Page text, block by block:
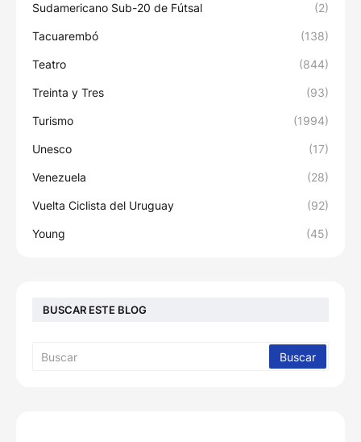
Sudamericano Sub-20 de Fútsal (2)
Tacuarembó (138)
Teatro (844)
Treinta y Tres (93)
Turismo (1994)
Unesco (17)
Venezuela (28)
Vuelta Ciclista del Uruguay (92)
Young (45)
BUSCAR ESTE BLOG